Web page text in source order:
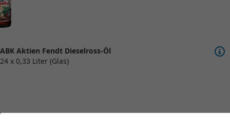
ABK Aktien Fendt Dieselross-Öl
24 x 0,33 Liter (Glas)